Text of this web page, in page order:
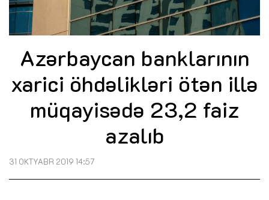
Azərbaycan banklarının
xarici öhdəlikləri ötən illə
müqayisədə 23,2 faiz
azalıb
31 OKTYABR 2019 14:57